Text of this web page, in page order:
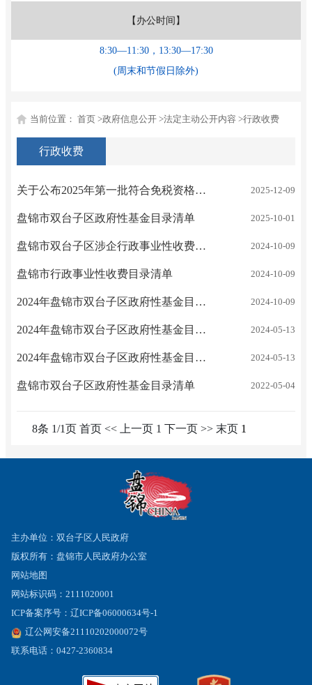
【办公时间】
8:30—11:30，13:30—17:30
(周末和节假日除外)
当前位置：首页 >政府信息公开 >法定主动公开内容 >行政收费
行政收费
关于公布2025年第一批符合免税资格的非营利组织名单的通知 2025-12-09
盘锦市双台子区政府性基金目录清单 2025-10-01
盘锦市双台子区涉企行政事业性收费目录清单 2024-10-09
盘锦市行政事业性收费目录清单 2024-10-09
2024年盘锦市双台子区政府性基金目录清单 2024-10-09
2024年盘锦市双台子区政府性基金目录清单 2024-05-13
2024年盘锦市双台子区政府性基金目录清单 2024-05-13
盘锦市双台子区政府性基金目录清单 2022-05-04
8条 1/1页 首页 << 上一页 1 下一页 >> 末页
主办单位：双台子区人民政府
版权所有：盘锦市人民政府办公室
网站地图
网站标识码：2111020001
ICP备案序号：辽ICP备06000634号-1
辽公网安备21110202000072号
联系电话：0427-2360834